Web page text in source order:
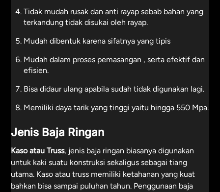
Tidak mudah rusak dan anti rayap sebab bahan yang
terkandung tidak disukai oleh rayap.
Mudah dibentuk karena sifatnya yang tipis
Mudah dalam proses pemasangan , serta efektif dan
efisien.
Bisa didaur ulang apabila sudah tidak digunakan lagi.
Memiliki daya tarik yang tinggi yaitu hingga 550 Mpa.
Jenis Baja Ringan
Kaso atau Truss, jenis baja ringan biasanya digunakan
untuk kaki suatu konstruksi sekaligus sebagai tiang
utama. Kaso atau truss memiliki ketahanan yang kuat
bahkan bisa sampai puluhan tahun. Penggunaan baja